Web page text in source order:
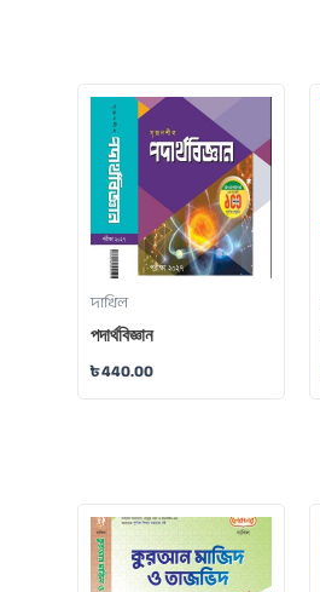
দাখিল
পদার্থবিজ্ঞান
৳440.00